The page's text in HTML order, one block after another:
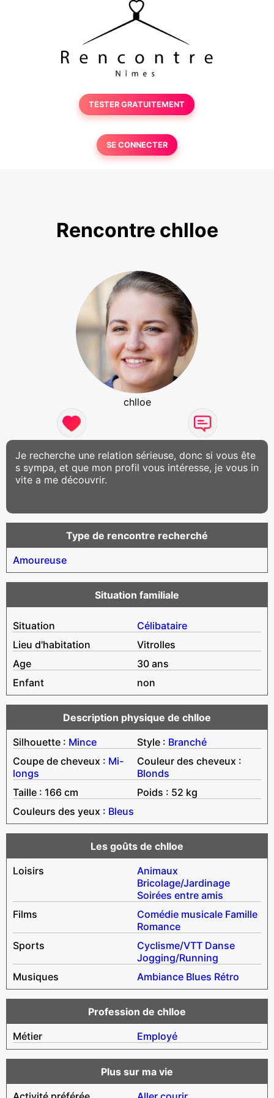
TESTER GRATUITEMENT
SE CONNECTER
Rencontre chlloe
chlloe
Je recherche une relation sérieuse, donc si vous ête
s sympa, et que mon profil vous intéresse, je vous in
vite a me découvrir.
Type de rencontre recherché
Amoureuse
Situation familiale
Situation
Célibataire
Lieu d'habitation
Vitrolles
Age
30 ans
Enfant
non
Description physique de chlloe
Silhouette : Mince Style : Branché
Coupe de cheveux : Mi-
longs
Couleur des cheveux :
Blonds
Taille : 166 cm
Poids : 52 kg
Couleurs des yeux : Bleus
Les goûts de chlloe
Loisirs
Animaux
Bricolage/Jardinage
Soirées entre amis
Films
Comédie musicale Famille
Romance
Sports
Cyclisme/VTT Danse
Jogging/Running
Musiques
Ambiance Blues Rétro
Profession de chlloe
Métier
Employé
Plus sur ma vie